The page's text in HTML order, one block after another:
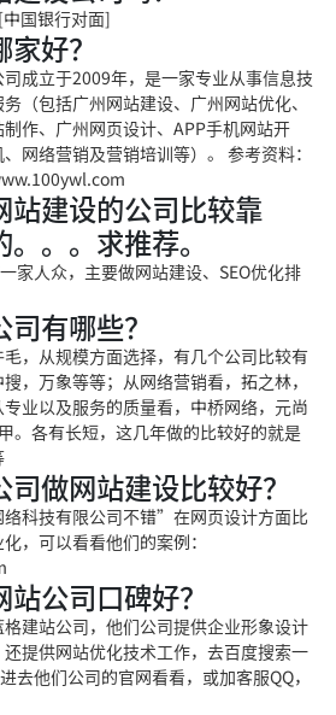
国银行对面]
好？
成立于2009年，是一家专业从事信息技
（包括广州网站建设、广州网站优化、
作、广州网页设计、APP手机网站开
网络营销及营销培训等）。 参考资料：
站建设的公司比较靠
。。求推荐。
家人众，主要做网站建设、SEO优化排
有哪些？
，从规模方面选择，有几个公司比较有
，万象等等；从网络营销看，拓之林，
业以及服务的质量看，中桥网络，元尚
。各有长短，这几年做的比较好的就是
做网站建设比较好？
科技有限公司不错”在网页设计方面比
，可以看看他们的案例：
公司口碑好？
建站公司，他们公司提供企业形象设计
提供网站优化技术工作，去百度搜索一
去他们公司的官网看看，或加客服QQ，